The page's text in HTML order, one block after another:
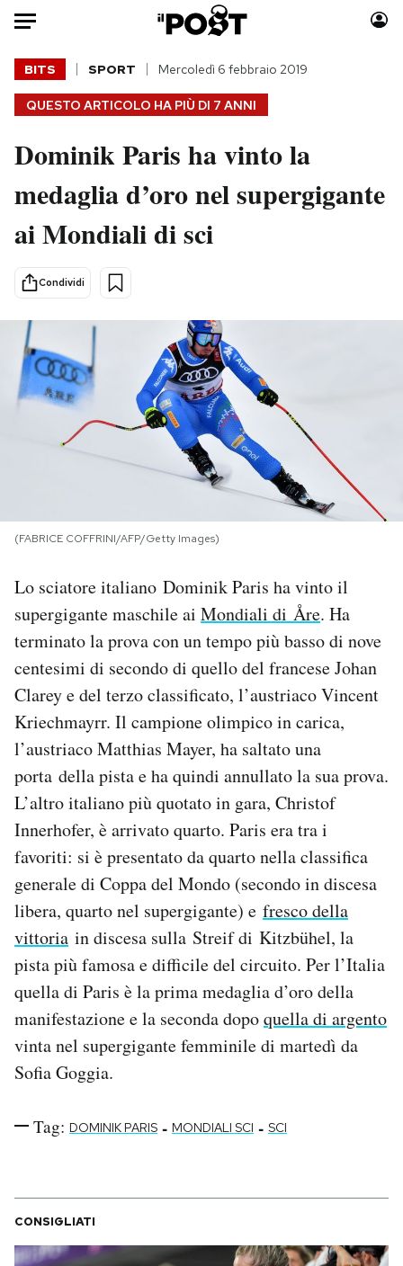
Auto
HOME
Italia
Politica
Tecnologia
Scienza
Economia
Sport
Moda
Consumismi
Mondiali calcio 2026
PODCAST
SHOP
CALENDARIO
AREA PERSONALE
Area Personale
Newsletter
Regala il Post
Hai bisogno di aiuto?
Esci
QUESTO ARTICOLO HA PIÙ DI 7 ANNI
BITS SPORT Mercoledì 6 febbraio 2019
Dominik Paris ha vinto la
medaglia d’oro nel supergigante
ai Mondiali di sci
Condividi
(FABRICE COFFRINI/AFP/Getty Images)
Lo sciatore italiano Dominik Paris ha vinto il
supergigante maschile ai Mondiali di Åre. Ha
terminato la prova con un tempo più basso di nove
centesimi di secondo di quello del francese Johan
Clarey e del terzo classificato, l’austriaco Vincent
Kriechmayrr. Il campione olimpico in carica,
l’austriaco Matthias Mayer, ha saltato una
porta della pista e ha quindi annullato la sua prova.
L’altro italiano più quotato in gara, Christof
Innerhofer, è arrivato quarto. Paris era tra i
favoriti: si è presentato da quarto nella classifica
generale di Coppa del Mondo (secondo in discesa
libera, quarto nel supergigante) e fresco della
vittoria in discesa sulla Streif di Kitzbühel, la
pista più famosa e difficile del circuito. Per l’Italia
quella di Paris è la prima medaglia d’oro della
manifestazione e la seconda dopoquella di argento
vinta nel supergigante femminile di martedì da
Sofia Goggia.
Tag: DOMINIK PARIS - MONDIALI SCI - SCI
CONSIGLIATI